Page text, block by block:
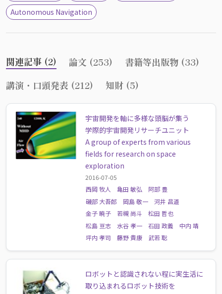
Autonomous Navigation
関連記事 (2) 論文 (253)
書籍等出版物 (33)
講演・口頭発表 (212)
知財 (5)
宇宙開発を軸に多様な頭脳が集う
学際的宇宙開発リサーチユニット
A group of experts from various
fields for research on space
exploration
2016-07-05
西岡 牧人
亀田 敏弘
阿部 豊
磯部 大吾郎
岡島 敬一
河井 昌道
金子 暁子
若槻 尚斗
松田 哲也
松島 亘志
水谷 孝一 石田 政義
中内 靖
坪内 孝司
藤野 貴康 武若 聡
ロボットと認識されない程に実生活に
取り込まれるロボット技術を